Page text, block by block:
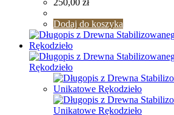
Dodaj do koszyka